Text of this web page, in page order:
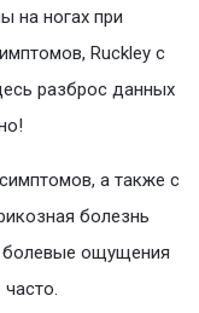
на ногах при
Ruckley с
разброс данных
а также с
болезнь
болевые ощущения